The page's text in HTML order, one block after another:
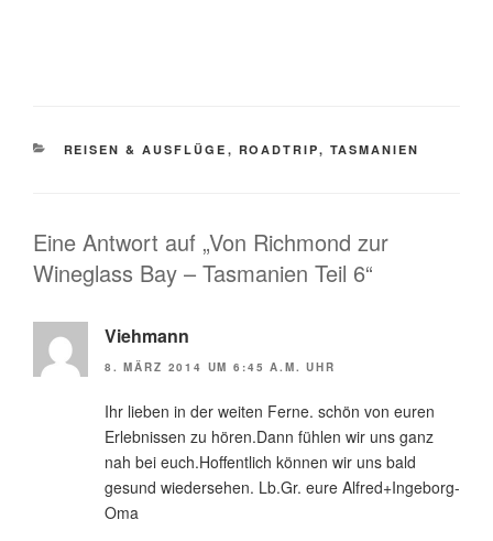
KATEGORIEN
REISEN & AUSFLÜGE , ROADTRIP, TASMANIEN
Eine Antwort auf „Von Richmond zur
Wineglass Bay – Tasmanien Teil 6“
Viehmann
8. MÄRZ 2014 UM 6:45 A.M. UHR
Ihr lieben in der weiten Ferne. schön von euren
Erlebnissen zu hören.Dann fühlen wir uns ganz
nah bei euch.Hoffentlich können wir uns bald
gesund wiedersehen. Lb.Gr. eure Alfred+Ingeborg-
Oma